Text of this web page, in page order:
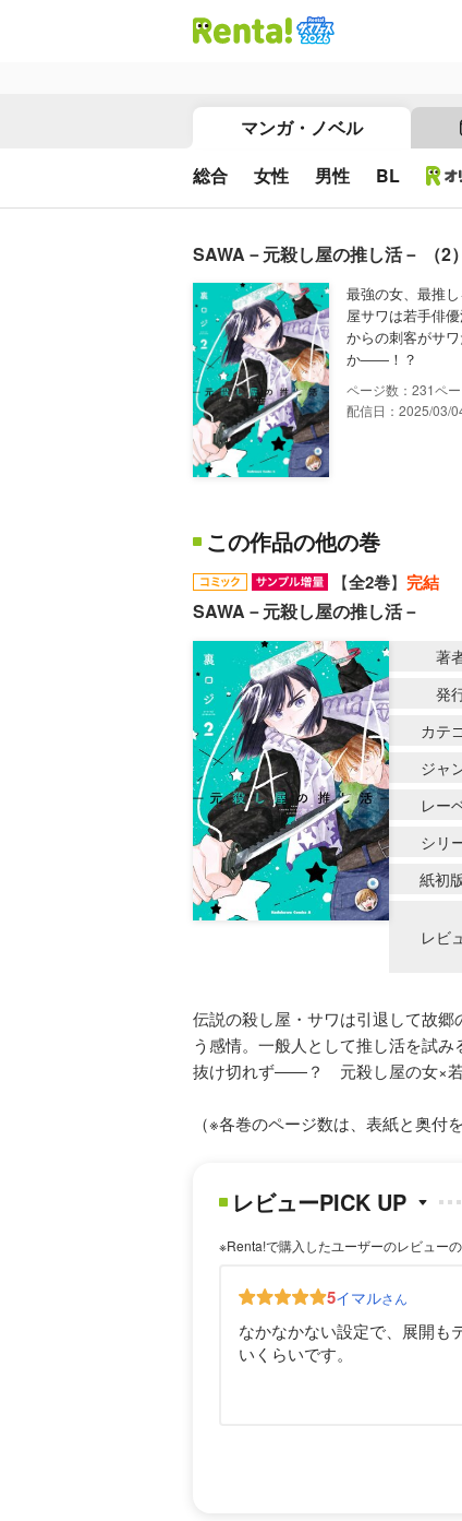
マンガ・ノベル
総合 女性 男性 BL
SAWA－元殺し屋の推し活－ （2）
最強の女、最推
屋サワは若手俳
からの刺客がサ
か――！？
231
配信日：2025/03/
この作品の他の巻
【全2巻】 完結
SAWA－元殺し屋の推し活－
著
発
カテ
ジャ
レー
シリ
紙初
レビ
伝説の殺し屋・サワは引退して故
う感情。一般人として推し活を試
抜け切れず――？ 元殺し屋の女×若
（※各巻のページ数は、表紙と奥付
レビューPICK UP
※Renta!で購入したユーザーのレビュー
5イマルさん
なかなかない設定で、展開も
いくらいです。